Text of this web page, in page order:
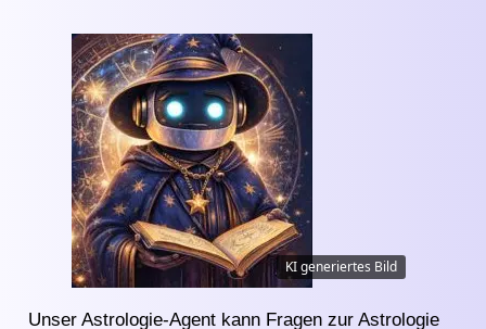
KI generiertes Bild
Unser Astrologie-Agent kann Fragen zur Astrologie